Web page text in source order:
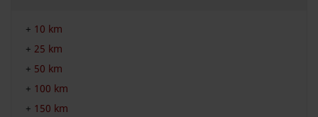
+ 10 km
+ 25 km
+ 50 km
+ 100 km
+ 150 km